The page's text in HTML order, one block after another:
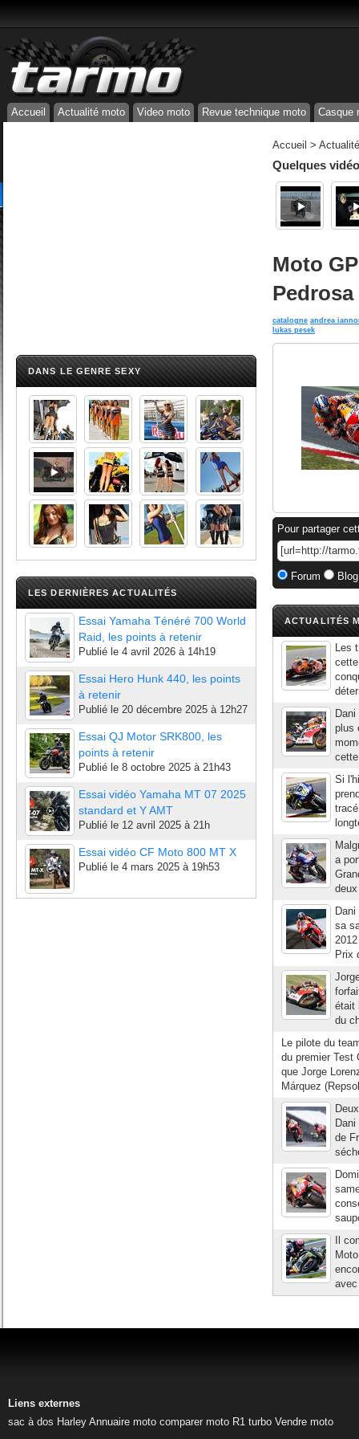
Accueil Actualité moto Video moto Revue technique moto Casque
DANS LE GENRE SEXY
LES DERNIÈRES ACTUALITÉS
Essai Yamaha Ténéré 700 World
Raid, les points à retenir
Publié le 4 avril 2026 à 14h19
Essai Hero Hunk 440, les points
à retenir
Publié le 20 décembre 2025 à 12h27
Essai QJ Motor SRK800, les
points à retenir
Publié le 8 octobre 2025 à 21h43
Essai vidéo Yamaha MT 07 2025
standard et Y AMT
Publié le 12 avril 2025 à 21h
Essai vidéo CF Moto 800 MT X
Publié le 4 mars 2025 à 19h53
Accueil >
Quelques
Moto
catalogne andrea
lukas pesek
Pour partager
Forum
ACTUALITÉS
Les
plus
Si
a
sa
Prix
était
du
Le pilote du
du premier Test
que Jorge
Márquez
de
Il
Liens externes
sac à dos Harley Annuaire moto comparer moto R1 turbo Vendre moto